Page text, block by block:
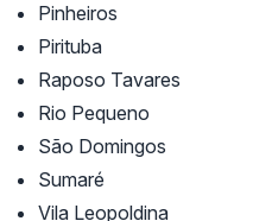
Pinheiros
Pirituba
Raposo Tavares
Rio Pequeno
São Domingos
Sumaré
Vila Leopoldina